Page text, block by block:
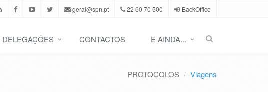
geral@spn.pt 22 60 70 500 BackOffice
DELEGAÇÕES CONTACTOS E AINDA...
PROTOCOLOS Viagens